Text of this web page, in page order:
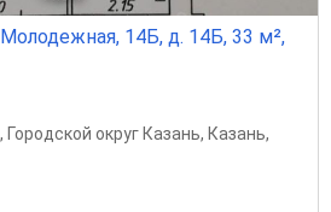
14Б, д. 14Б, 33 м²,
, Городской округ Казань, Казань,